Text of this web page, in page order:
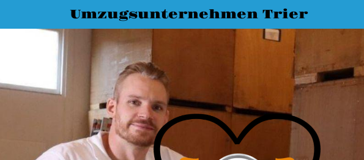
Umzugsunternehmen Trier